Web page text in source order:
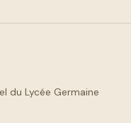
du Lycée Germaine